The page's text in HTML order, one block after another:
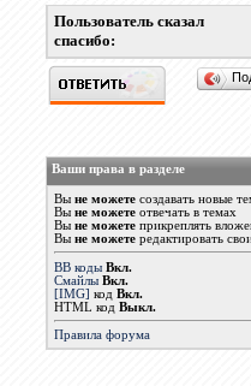
Пользователь сказал
cпасибо:
Ваши права в разделе
Выне можете создавать новые
Выне можете отвечать в темах
Выне можете прикреплять
Выне можете редактировать
BB коды Вкл.
Смайлы Вкл.
[IMG] кодВкл.
HTML кодВыкл.
Правила форума